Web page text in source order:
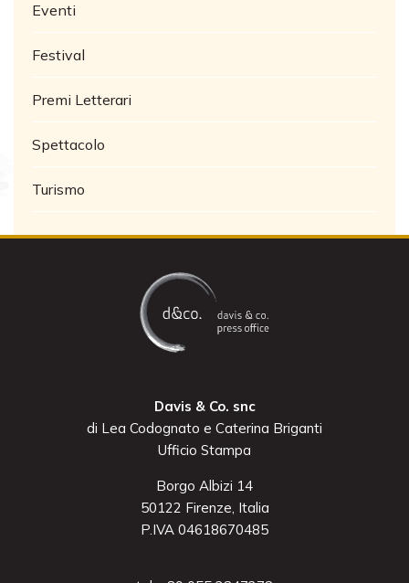
Eventi
Festival
Premi Letterari
Spettacolo
Turismo
Davis & Co. snc
di Lea Codognato e Caterina Briganti
Ufficio Stampa
Borgo Albizi 14
50122 Firenze, Italia
P.IVA 04618670485